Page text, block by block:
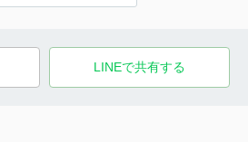
LINEで共有する